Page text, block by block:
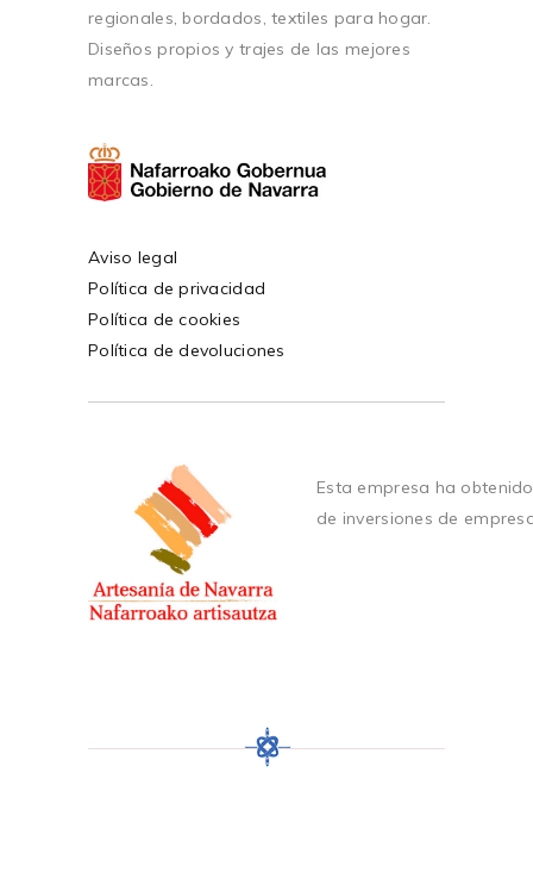
regionales, bordados, textiles para hogar.
Diseños propios y trajes de las mejores
marcas.
Aviso legal
Política de privacidad
Política de cookies
Política de devoluciones
Esta empresa ha
de inversiones de